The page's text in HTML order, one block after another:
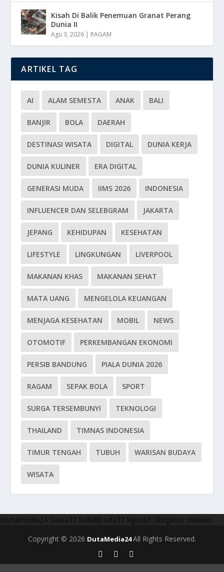
Kisah Di Balik Penemuan Granat Perang
Dunia II
Agu 3, 2026 | RAGAM
ARTIKEL TAG
AI ALAM SEMESTA ANAK BALI
BANJIR BOLA DAERAH
DESTINASI WISATA DIGITAL DUNIA KERJA
DUNIA KULINER ERA DIGITAL
GENERASI MUDA IIMS 2026 INDONESIA
INFLUENCER DAN SELEBGRAM JAKARTA
JEPANG KEHIDUPAN KESEHATAN
LIFESTYLE LINGKUNGAN LIVERPOOL
MAKANAN KHAS MAKANAN SEHAT
MATA UANG MENGELOLA KEUANGAN
MENJAGA KESEHATAN MOBIL NEWS
OTOMOTIF PERKEMBANGAN EKONOMI
PERSIB BANDUNG PIALA DUNIA 2026
RAGAM SEPAK BOLA SPORT
SURGA TERSEMBUNYI TEKNOLOGI
THAILAND TIMNAS INDONESIA
TIMUR TENGAH TUBUH WARISAN BUDAYA
WISATA
Portalmedia24 Dewa77 Rafa88 rafa77 Rgo365 Slotgacor Hokiwin
Copyright © 2026 DutaMedia24All Rights Reserved.